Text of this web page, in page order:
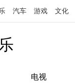
汽车 游戏 文化
电视